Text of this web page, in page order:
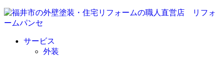
サービス
外装